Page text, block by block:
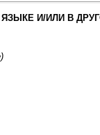
И/ИЛИ В